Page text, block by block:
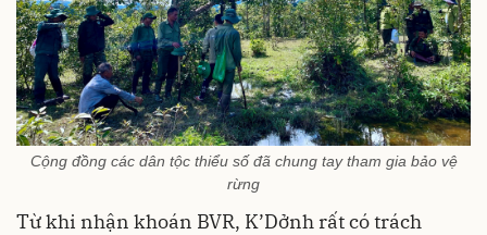
Cộng đồng các dân tộc thiểu số đã chung tay tham gia bảo vệ
rừng
Từ khi nhận khoán BVR, K’Dởnh rất có trách